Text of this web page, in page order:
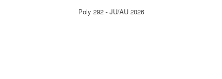
Poly 292 - JU/AU 2026